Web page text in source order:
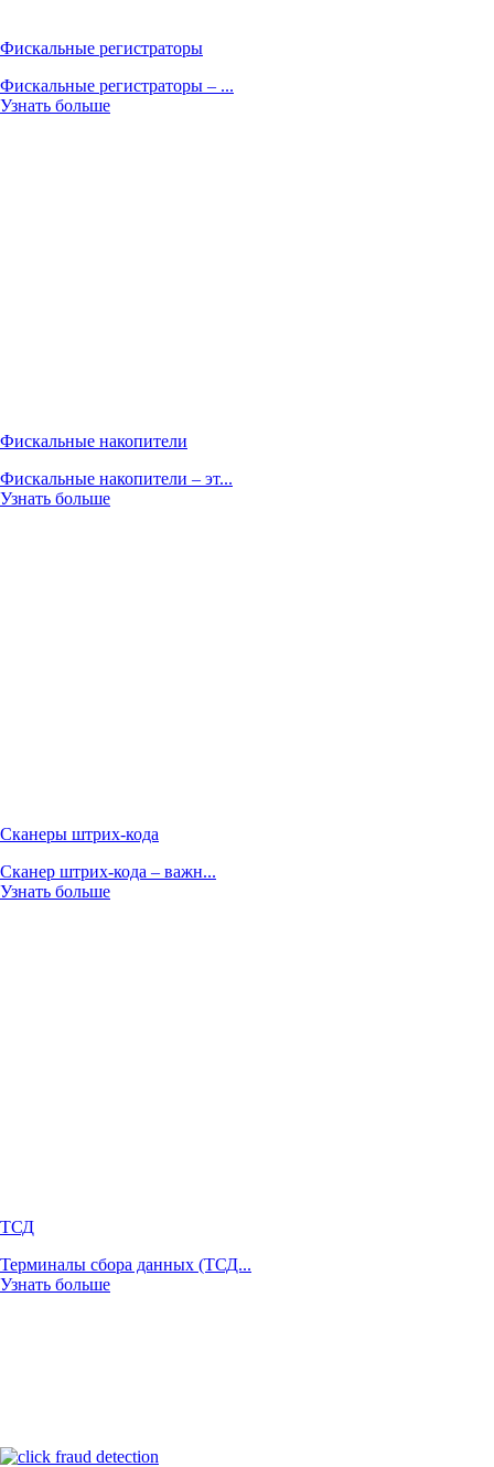
Фискальные регистраторы
Фискальные регистраторы – ...
Узнать больше
Фискальные накопители
Фискальные накопители – эт...
Узнать больше
Сканеры штрих-кода
Сканер штрих-кода – важн...
Узнать больше
ТСД
Терминалы сбора данных (ТСД...
Узнать больше